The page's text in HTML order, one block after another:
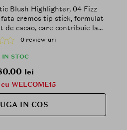
Blush Highlighter, 04 Fizz
cremos tip stick, formulat
de cacao, care contribuie la
si a punctelor inalte ale fetei
luminos si neted
0 review-uri
IN STOC
lei
cu WELCOME15
IN COS